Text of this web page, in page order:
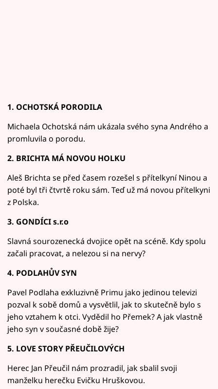
1. OCHOTSKÁ PORODILA
Michaela Ochotská nám ukázala svého syna Andrého a
promluvila o porodu.
2. BRICHTA MÁ NOVOU HOLKU
Aleš Brichta se před časem rozešel s přítelkyní Ninou a
poté byl tři čtvrtě roku sám. Teď už má novou přítelkyni
z Polska.
3. GONDÍCI s.r.o
Slavná sourozenecká dvojice opět na scéně. Kdy spolu
začali pracovat, a nelezou si na nervy?
4. PODLAHŮV SYN
Pavel Podlaha exkluzivně Primu jako jedinou televizi
pozval k sobě domů a vysvětlil, jak to skutečně bylo s
jeho vztahem k otci. Vydědil ho Přemek? A jak vlastně
jeho syn v současné době žije?
5. LOVE STORY PŘEUČILOVÝCH
Herec Jan Přeučil nám prozradil, jak sbalil svoji
manželku herečku Evičku Hruškovou.